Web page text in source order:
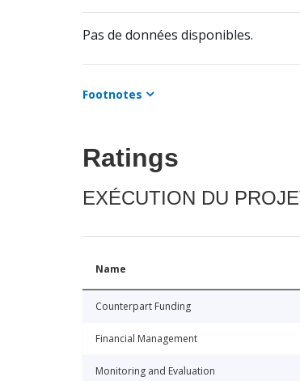
Pas de données disponibles.
Footnotes
Ratings
EXÉCUTION DU
Name
Counterpart Funding
Financial Management
Monitoring and Evaluation